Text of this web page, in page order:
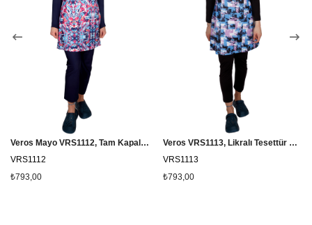
Sipariş tamamlarken teslimat notu bırakma imkanınız vardır
Veros Mayo VRS1112, Tam Kapalı Likralı Tesettür Mayo
VRS1112
₺793,00
Veros VRS1113, Likralı Tesettür Mayo
VRS1113
₺793,00